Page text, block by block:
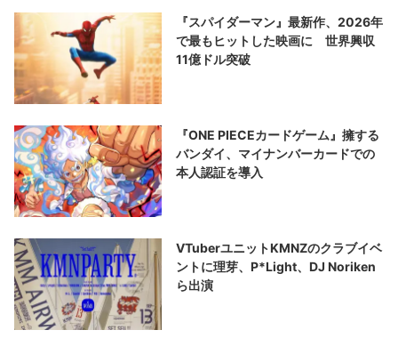
『スパイダーマン』最新作、2026年
で最もヒットした映画に 世界興収
11億ドル突破
『ONE PIECEカードゲーム』擁する
バンダイ、マイナンバーカードでの
本人認証を導入
VTuberユニットKMNZのクラブイベ
ントに理芽、P*Light、DJ Noriken
ら出演